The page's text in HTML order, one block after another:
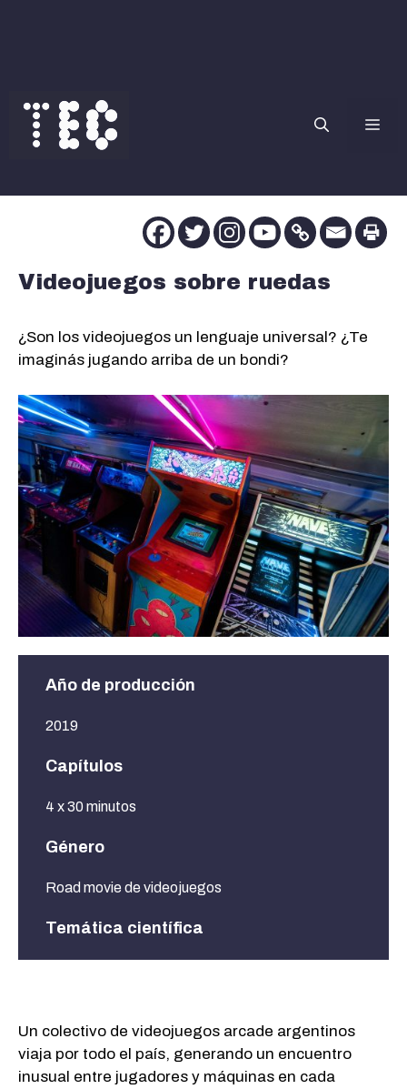
contenido
Videojuegos sobre ruedas
¿Son los videojuegos un lenguaje universal? ¿Te
imaginás jugando arriba de un bondi?
Año de producción
2019
Capítulos
4 x 30 minutos
Género
Road movie de videojuegos
Temática científica
Un colectivo de videojuegos arcade argentinos
viaja por todo el país, generando un encuentro
inusual entre jugadores y máquinas en cada